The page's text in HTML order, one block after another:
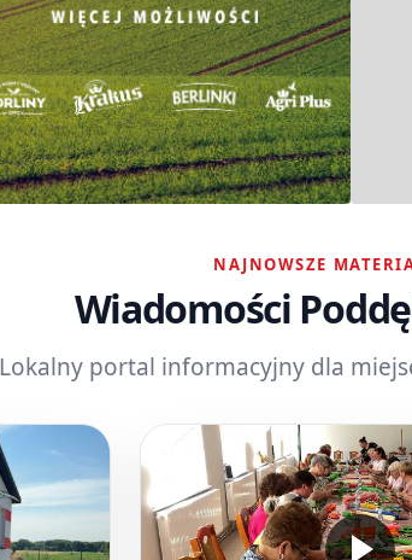
NAJNOWSZE
Wiadomości
Lokalny portal informacyjny dla